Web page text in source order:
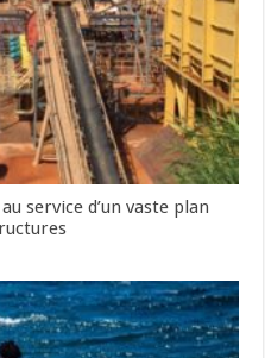
service d’un vaste plan